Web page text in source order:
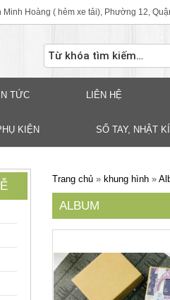
Minh Hoàng ( hẻm xe tải), Phường 12,
TỨC LIÊN HỆ
KIỆN SỐ TAY, NHẬT KÍ
Trang chủ» khung hình»
ALBUM